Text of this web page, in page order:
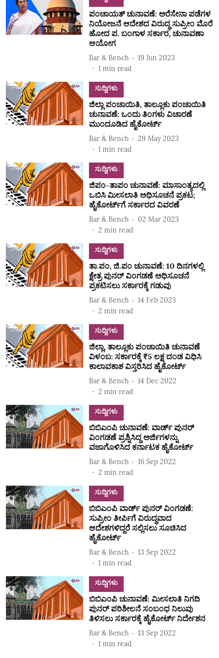
ಪಂಚಾಯತ್ ಚುನಾವಣೆ: ಅರೆಸೇನಾ ಪಡೆಗಳ
ನಿಯೋಜನೆ ಆದೇಶದ ವಿರುದ್ಧ ಸುಪ್ರೀಂ ಮೊರೆ
ಹೋದ ಪ. ಬಂಗಾಳ ಸರ್ಕಾರ, ಚುನಾವಣಾ
ಆಯೋಗ
Bar & Bench
19 Jun 2023
1 min read
ಸುದ್ದಿಗಳು
ಜಿಲ್ಲಾ ಪಂಚಾಯಿತಿ, ತಾಲ್ಲೂಕು ಪಂಚಾಯಿತಿ
ಚುನಾವಣೆ: ಒಂದು ತಿಂಗಳು ವಿಚಾರಣೆ
ಮುಂದೂಡಿದ ಹೈಕೋರ್ಟ್‌
Bar & Bench
29 May 2023
1 min read
ಸುದ್ದಿಗಳು
ಜಿಪಂ-ತಾಪಂ ಚುನಾವಣೆ: ಮಾಸಾಂತ್ಯದಲ್ಲಿ
ಒಬಿಸಿ ಮೀಸಲಾತಿ ಅಧಿಸೂಚನೆ ಪ್ರಕಟ;
ಹೈಕೋರ್ಟ್‌ಗೆ ಸರ್ಕಾರದ ವಿವರಣೆ
Bar & Bench
02 Mar 2023
2 min read
ಸುದ್ದಿಗಳು
ತಾ.ಪಂ, ಜಿ.ಪಂ ಚುನಾವಣೆ: 10 ದಿನಗಳಲ್ಲಿ
ಕ್ಷೇತ್ರ ಪುನರ್‌ ವಿಂಗಡಣೆ ಅಧಿಸೂಚನೆ
ಪ್ರಕಟಿಸಲು ಸರ್ಕಾರಕ್ಕೆ ಗಡುವು
Bar & Bench
14 Feb 2023
2 min read
ಸುದ್ದಿಗಳು
ಜಿಲ್ಲಾ, ತಾಲ್ಲೂಕು ಪಂಚಾಯಿತಿ ಚುನಾವಣೆ
ವಿಳಂಬ: ಸರ್ಕಾರಕ್ಕೆ ₹5 ಲಕ್ಷ ದಂಡ ವಿಧಿಸಿ
ಕಾಲಾವಕಾಶ ವಿಸ್ತರಿಸಿದ ಹೈಕೋರ್ಟ್‌
Bar & Bench
14 Dec 2022
2 min read
ಸುದ್ದಿಗಳು
ಬಿಬಿಎಂಪಿ ಚುನಾವಣೆ: ವಾರ್ಡ್‌ ಪುನರ್‌
ವಿಂಗಡಣೆ ಪ್ರಶ್ನಿಸಿದ್ದ ಅರ್ಜಿಗಳನ್ನು
ವಜಾಗೊಳಿಸಿದ ಕರ್ನಾಟಕ ಹೈಕೋರ್ಟ್‌
Bar & Bench
16 Sep 2022
2 min read
ಸುದ್ದಿಗಳು
ಬಿಬಿಎಂಪಿ ವಾರ್ಡ್ ಪುನರ್‌ ವಿಂಗಡಣೆ:
ಸುಪ್ರೀಂ ತೀರ್ಪಿಗೆ ವಿರುದ್ಧವಾದ
ಆದೇಶಗಳಿದ್ದರೆ ಸಲ್ಲಿಸಲು ಸೂಚಿಸಿದ
ಹೈಕೋರ್ಟ್‌
Bar & Bench
13 Sep 2022
1 min read
ಸುದ್ದಿಗಳು
ಬಿಬಿಎಂಪಿ ಚುನಾವಣೆ: ಮೀಸಲಾತಿ ನಿಗದಿ
ಪುನರ್‌ ಪರಿಶೀಲನೆ ಸಂಬಂಧ ನಿಲುವು
ತಿಳಿಸಲು ಸರ್ಕಾರಕ್ಕೆ ಹೈಕೋರ್ಟ್‌ ನಿರ್ದೇಶನ
Bar & Bench
13 Sep 2022
1 min read